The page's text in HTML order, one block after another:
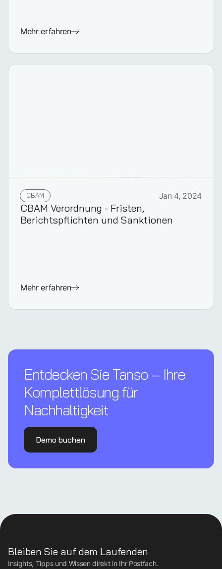
Mehr erfahren
CBAM Jan 4, 2024
CBAM Verordnung - Fristen,
Berichtspflichten und Sanktionen
Mehr erfahren
Entdecken Sie Tanso – Ihre
Komplettl­ösung für
Nachhaltigkeit
Demo buchen
Bleiben Sie auf dem Laufenden
Insights, Tipps und Wissen direkt in Ihr Postfach.